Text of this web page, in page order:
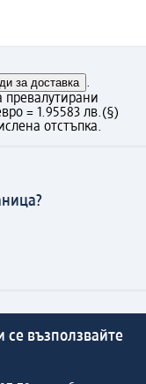
за доставка
.
превалутирани
= 1.95583 лв.(§)
отстъпка.
се възползвайте